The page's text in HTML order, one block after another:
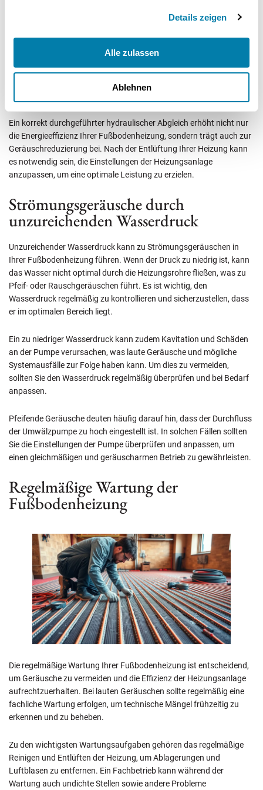
Details zeigen
Alle zulassen
Ablehnen
Heizsystem reduziert und die Effizienz der Wärmeverteilung
verbessert werden. Dies hilft, ungleichmäßig warme Fußböden zu
vermeiden und Geräusche durch ungleiche Wärmeverteilung zu
Ein korrekt durchgeführter hydraulischer Abgleich erhöht nicht nur
die Energieeffizienz Ihrer Fußbodenheizung, sondern trägt auch zur
Geräuschreduzierung bei. Nach der Entlüftung Ihrer Heizung kann
es notwendig sein, die Einstellungen der Heizungsanlage
anzupassen, um eine optimale Leistung zu erzielen.
Strömungsgeräusche durch
unzureichenden Wasserdruck
Unzureichender Wasserdruck kann zu Strömungsgeräuschen in
Ihrer Fußbodenheizung führen. Wenn der Druck zu niedrig ist, kann
das Wasser nicht optimal durch die Heizungsrohre fließen, was zu
Pfeif- oder Rauschgeräuschen führt. Es ist wichtig, den
Wasserdruck regelmäßig zu kontrollieren und sicherzustellen, dass
er im optimalen Bereich liegt.
Ein zu niedriger Wasserdruck kann zudem Kavitation und Schäden
an der Pumpe verursachen, was laute Geräusche und mögliche
Systemausfälle zur Folge haben kann. Um dies zu vermeiden,
sollten Sie den Wasserdruck regelmäßig überprüfen und bei Bedarf
anpassen.
Pfeifende Geräusche deuten häufig darauf hin, dass der Durchfluss
der Umwälzpumpe zu hoch eingestellt ist. In solchen Fällen sollten
Sie die Einstellungen der Pumpe überprüfen und anpassen, um
einen gleichmäßigen und geräuscharmen Betrieb zu gewährleisten.
Regelmäßige Wartung der
Fußbodenheizung
Die regelmäßige Wartung Ihrer Fußbodenheizung ist entscheidend,
um Geräusche zu vermeiden und die Effizienz der Heizungsanlage
aufrechtzuerhalten. Bei lauten Geräuschen sollte regelmäßig eine
fachliche Wartung erfolgen, um technische Mängel frühzeitig zu
erkennen und zu beheben.
Zu den wichtigsten Wartungsaufgaben gehören das regelmäßige
Reinigen und Entlüften der Heizung, um Ablagerungen und
Luftblasen zu entfernen. Ein Fachbetrieb kann während der
Wartung auch undichte Stellen sowie andere Probleme